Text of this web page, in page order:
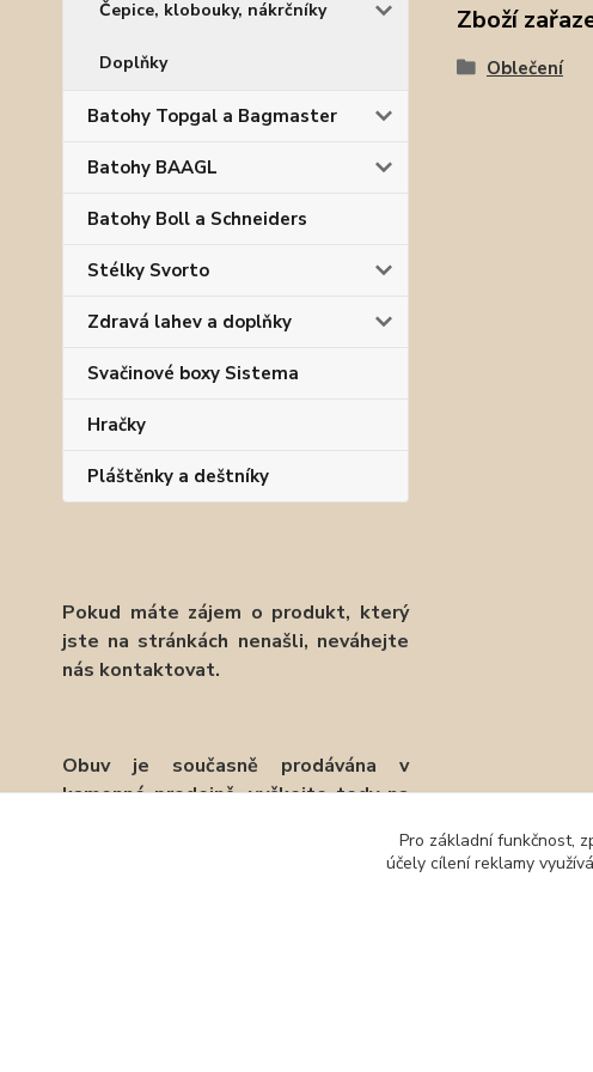
Čepice, klobouky, nákrčníky
Doplňky
Batohy Topgal a Bagmaster
Batohy BAAGL
Batohy Boll a Schneiders
Stélky Svorto
Zdravá lahev a doplňky
Svačinové boxy Sistema
Hračky
Pláštěnky a deštníky
Pokud máte zájem o produkt, který
jste na stránkách nenašli, neváhejte
nás kontaktovat.
Obuv je současně prodávána v
kamenné prodejně, vyčkejte tedy na
Zboží
Oblečení
Pro základní funkčnost,
účely cílení reklamy